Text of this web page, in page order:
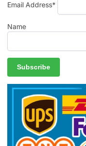
Email Address*
Name